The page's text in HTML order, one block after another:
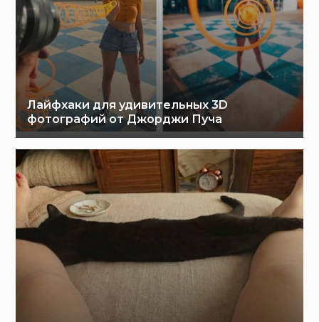
Лайфхаки для удивительных 3D
фотографий от Джорджи Пуча